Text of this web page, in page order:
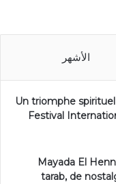
الأشهر
Un triomphe spirituel
Festival
Mayada El
tarab, de